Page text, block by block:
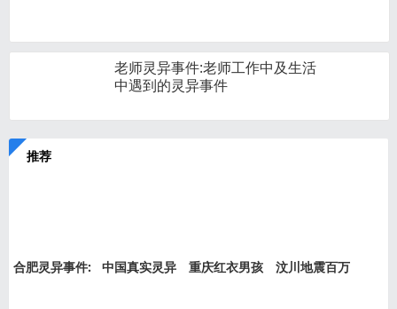
老师灵异事件:老师工作中及生活
中遇到的灵异事件
推荐
合肥灵异事件:
中国真实灵异
重庆红衣男孩
汶川地震百万